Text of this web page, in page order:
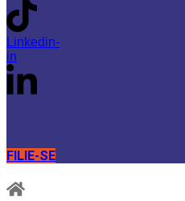
Linkedin-
in
FILIE-SE